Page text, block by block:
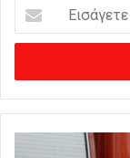
σ
γ
ε